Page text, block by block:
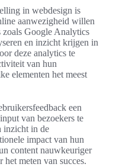
in webdesign is
aanwezigheid willen
Google Analytics
en inzicht krijgen in
deze analytics te
van hun
elementen het meest
een
van bezoekers te
inzicht in de
impact van hun
content nauwkeuriger
het meten van succes.